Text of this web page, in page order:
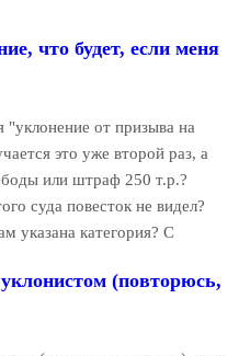
что будет, если меня
"уклонение от призыва на
это уже второй раз, а
или штраф 250 т.р.?
суда повесток не видел?
указана категория? С
(повторюсь,